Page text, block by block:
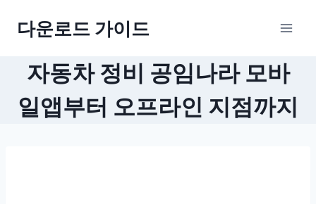
다운로드 가이드
자동차 정비 공임나라 모바
일앱부터 오프라인 지점까지